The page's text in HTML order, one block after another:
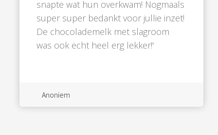
snapte wat hun overkwam! Nogmaals
super super bedankt voor jullie inzet!
De chocolademelk met slagroom
was ook echt heel erg lekker!'
Anoniem